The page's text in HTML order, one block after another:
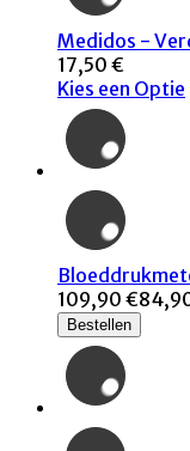
Medidos -
17,50 €
Kies een Optie
109,90 €
Bestellen